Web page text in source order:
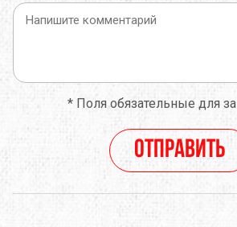
*Поля обязательные для
Отправить